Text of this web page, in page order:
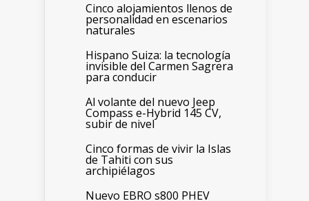
Cinco alojamientos llenos de
personalidad en escenarios
naturales
Hispano Suiza: la tecnología
invisible del Carmen Sagrera
para conducir
Al volante del nuevo Jeep
Compass e-Hybrid 145 CV,
subir de nivel
Cinco formas de vivir la Islas
de Tahiti con sus
archipiélagos
Nuevo EBRO s800 PHEV